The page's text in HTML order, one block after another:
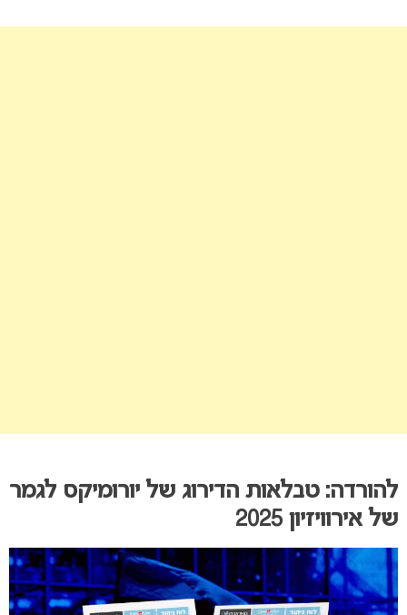
להורדה: טבלאות הדירוג של יורומיקס לגמר
של אירוויזיון 2025